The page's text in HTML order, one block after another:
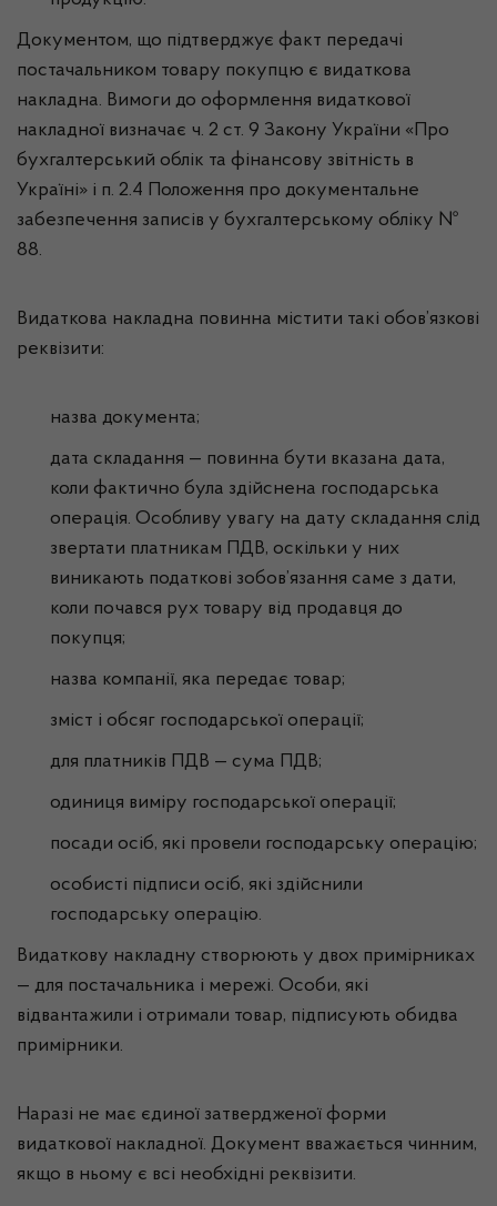
Документом, що підтверджує факт передачі
постачальником товару покупцю є видаткова
накладна. Вимоги до оформлення видаткової
накладної визначає ч. 2 ст. 9 Закону України «Про
бухгалтерський облік та фінансову звітність в
Україні» і п. 2.4 Положення про документальне
забезпечення записів у бухгалтерському обліку №
88.
Видаткова накладна повинна містити такі обов’язкові
реквізити:
назва документа;
дата складання — повинна бути вказана дата,
коли фактично була здійснена господарська
операція. Особливу увагу на дату складання слід
звертати платникам ПДВ, оскільки у них
виникають податкові зобов’язання саме з дати,
коли почався рух товару від продавця до
покупця;
назва компанії, яка передає товар;
зміст і обсяг господарської операції;
для платників ПДВ — сума ПДВ;
одиниця виміру господарської операції;
посади осіб, які провели господарську операцію;
особисті підписи осіб, які здійснили
господарську операцію.
Видаткову накладну створюють у двох примірниках
— для постачальника і мережі. Особи, які
відвантажили і отримали товар, підписують обидва
примірники.
Наразі не має єдиної затвердженої форми
видаткової накладної. Документ вважається чинним,
якщо в ньому є всі необхідні реквізити.